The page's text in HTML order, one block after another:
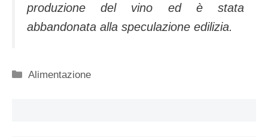
produzione del vino ed è stata
abbandonata alla speculazione edilizia.
Categorie
Alimentazione